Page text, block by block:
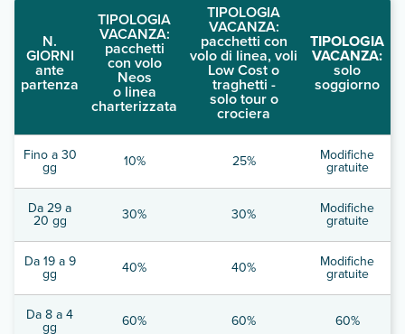
N.
GIORNI
ante
partenza
TIPOLOGIA
VACANZA:
pacchetti
con volo
Neos
o linea
charterizzata
TIPOLOGIA
VACANZA:
pacchetti con
volo di linea, voli
Low Cost o
traghetti -
solo tour o
crociera
TIPOLOGIA
VACANZA:
solo
soggiorno
Fino a 30
gg 10% 25% Modifiche
gratuite
Da 29 a
20 gg 30% 30% Modifiche
gratuite
Da 19 a 9
gg 40% 40% Modifiche
gratuite
Da 8 a 4
gg 60% 60% 60%